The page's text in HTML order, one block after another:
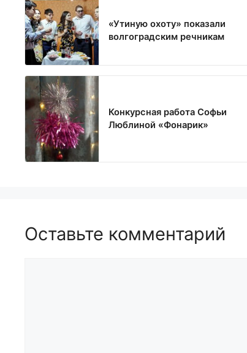
«Утиную охоту» показали
волгоградским речникам
Конкурсная работа Софьи
Люблиной «Фонарик»
Оставьте комментарий